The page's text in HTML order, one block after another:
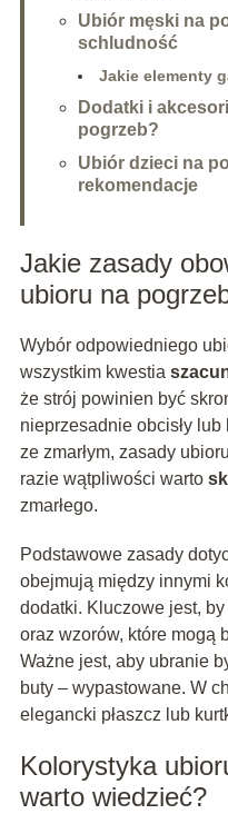
Ubiór męski na
schludność
Jakie elementy
Dodatki i
pogrzeb?
Ubiór dzieci na
rekomendacje
Jakie zasady
ubioru na
Wybór odpowiedniego
wszystkim kwestia
że strój powinien być
nieprzesadnie obcisły
ze zmarłym, zasady
razie wątpliwości warto
zmarłego.
Podstawowe zasady
obejmują między innymi
dodatki. Kluczowe jest,
oraz wzorów, które mogą
Ważne jest, aby ubranie
buty – wypastowane. W
elegancki płaszcz lub
Kolorystyka
warto wiedzieć?